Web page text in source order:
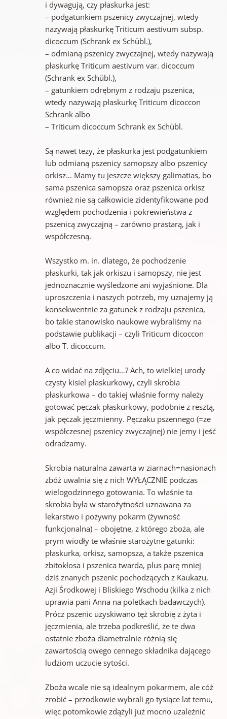
i dywagują, czy płaskurka jest:
– podgatunkiem pszenicy zwyczajnej, wtedy
nazywają płaskurkę Triticum aestivum subsp.
dicoccum (Schrank ex Schübl.),
– odmianą pszenicy zwyczajnej, wtedy nazywają
płaskurkę Triticum aestivum var. dicoccum
(Schrank ex Schübl.),
– gatunkiem odrębnym z rodzaju pszenica,
wtedy nazywają płaskurkę Triticum dicoccon
Schrank albo
– Triticum dicoccum Schrank ex Schübl.
Są nawet tezy, że płaskurka jest podgatunkiem
lub odmianą pszenicy samopszy albo pszenicy
orkisz… Mamy tu jeszcze większy galimatias, bo
sama pszenica samopsza oraz pszenica orkisz
również nie są całkowicie zidentyfikowane pod
względem pochodzenia i pokrewieństwa z
pszenicą zwyczajną – zarówno prastarą, jak i
współczesną.
Wszystko m. in. dlatego, że pochodzenie
płaskurki, tak jak orkiszu i samopszy, nie jest
jednoznacznie wyśledzone ani wyjaśnione. Dla
uproszczenia i naszych potrzeb, my uznajemy ją
konsekwentnie za gatunek z rodzaju pszenica,
bo takie stanowisko naukowe wybraliśmy na
podstawie publikacji – czyli Triticum dicoccon
albo T. dicoccum.
A co widać na zdjęciu…? Ach, to wielkiej urody
czysty kisiel płaskurkowy, czyli skrobia
płaskurkowa – do takiej właśnie formy należy
gotować pęczak płaskurkowy, podobnie z resztą,
jak pęczak jęczmienny. Pęczaku pszennego (=ze
współczesnej pszenicy zwyczajnej) nie jemy i jeść
odradzamy.
Skrobia naturalna zawarta w ziarnach=nasionach
zbóż uwalnia się z nich WYŁĄCZNIE podczas
wielogodzinnego gotowania. To właśnie ta
skrobia była w starożytności uznawana za
lekarstwo i pożywny pokarm (żywność
funkcjonalna) – obojętne, z którego zboża, ale
prym wiodły te właśnie starożytne gatunki:
płaskurka, orkisz, samopsza, a także pszenica
zbitokłosa i pszenica twarda, plus parę mniej
dziś znanych pszenic pochodzących z Kaukazu,
Azji Środkowej i Bliskiego Wschodu (kilka z nich
uprawia pani Anna na poletkach badawczych).
Prócz pszenic uzyskiwano tęż skrobię z żyta i
jęczmienia, ale trzeba podkreślić, że te dwa
ostatnie zboża diametralnie różnią się
zawartością owego cennego składnika dającego
ludziom uczucie sytości.
Zboża wcale nie są idealnym pokarmem, ale cóż
zrobić – przodkowie wybrali go tysiące lat temu,
więc potomkowie zdążyli już mocno uzależnić